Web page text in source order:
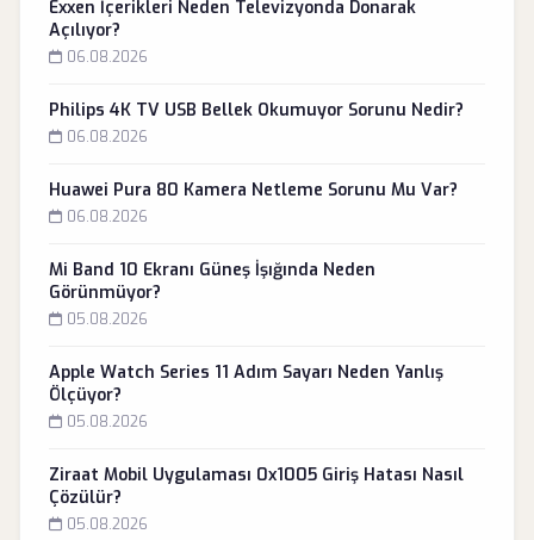
Exxen İçerikleri Neden Televizyonda Donarak
Açılıyor?
06.08.2026
Philips 4K TV USB Bellek Okumuyor Sorunu Nedir?
06.08.2026
Huawei Pura 80 Kamera Netleme Sorunu Mu Var?
06.08.2026
Mi Band 10 Ekranı Güneş İşığında Neden
Görünmüyor?
05.08.2026
Apple Watch Series 11 Adım Sayarı Neden Yanlış
Ölçüyor?
05.08.2026
Ziraat Mobil Uygulaması 0x1005 Giriş Hatası Nasıl
Çözülür?
05.08.2026